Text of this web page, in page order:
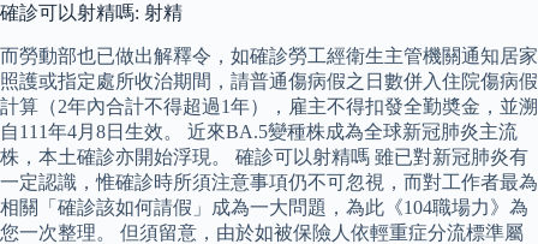
確診可以射精嗎: 射精
而勞動部也已做出解釋令，如確診勞工經衛生主管機關通知居家
照護或指定處所收治期間，請普通傷病假之日數併入住院傷病假
計算（2年內合計不得超過1年），雇主不得扣發全勤奬金，並溯
自111年4月8日生效。 近來BA.5變種株成為全球新冠肺炎主流
株，本土確診亦開始浮現。 確診可以射精嗎 雖已對新冠肺炎有
一定認識，惟確診時所須注意事項仍不可忽視，而對工作者最為
相關「確診該如何請假」成為一大問題，為此《104職場力》為
您一次整理。 但須留意，由於如被保險人依輕重症分流標準屬